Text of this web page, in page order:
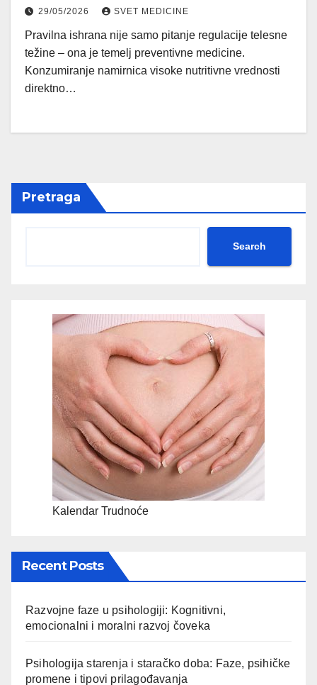
29/05/2026 SVET MEDICINE
Pravilna ishrana nije samo pitanje regulacije telesne
težine – ona je temelj preventivne medicine.
Konzumiranje namirnica visoke nutritivne vrednosti
direktno…
Pretraga
Search
Kalendar Trudnoće
Recent Posts
Razvojne faze u psihologiji: Kognitivni,
emocionalni i moralni razvoj čoveka
Psihologija starenja i staračko doba: Faze, psihičke
promene i tipovi prilagođavanja